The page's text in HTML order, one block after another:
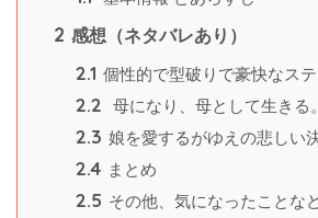
2 感想（ネタバレあり）
2.1 個性的で型破りで豪快なステ
2.2 母になり、母として生きる。
2.3 娘を愛するがゆえの悲しい決
2.4 まとめ
2.5 その他、気になったことなど